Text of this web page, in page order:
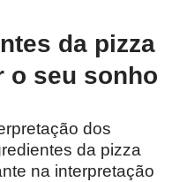
da pizza
o seu sonho
dos
da pizza
na interpretação